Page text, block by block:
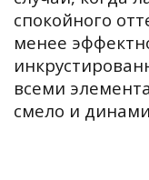
спокойного
менее
всеми
смело и